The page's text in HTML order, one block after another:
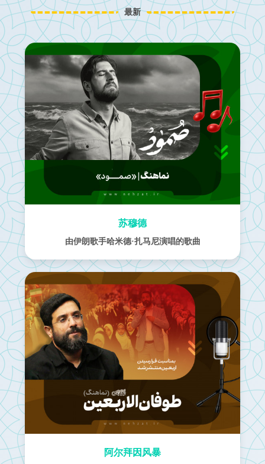
最新
苏穆德
由伊朗歌手哈米德·扎马尼演唱的歌曲
阿尔拜因风暴